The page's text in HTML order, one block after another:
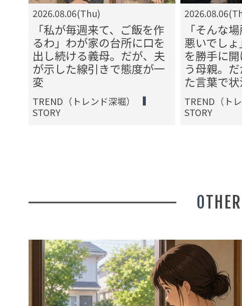
2026.08.06(Thu)
「私が毎週来て、ご飯を作
るわ」わが家の台所に口を
出し続ける義母。だが、夫
が示した線引きで態度が一
変
TREND（トレンド深堀）
STORY
「そんな
悪いでし
を勝手に
う母親。
た言葉で
TREND（ト
STORY